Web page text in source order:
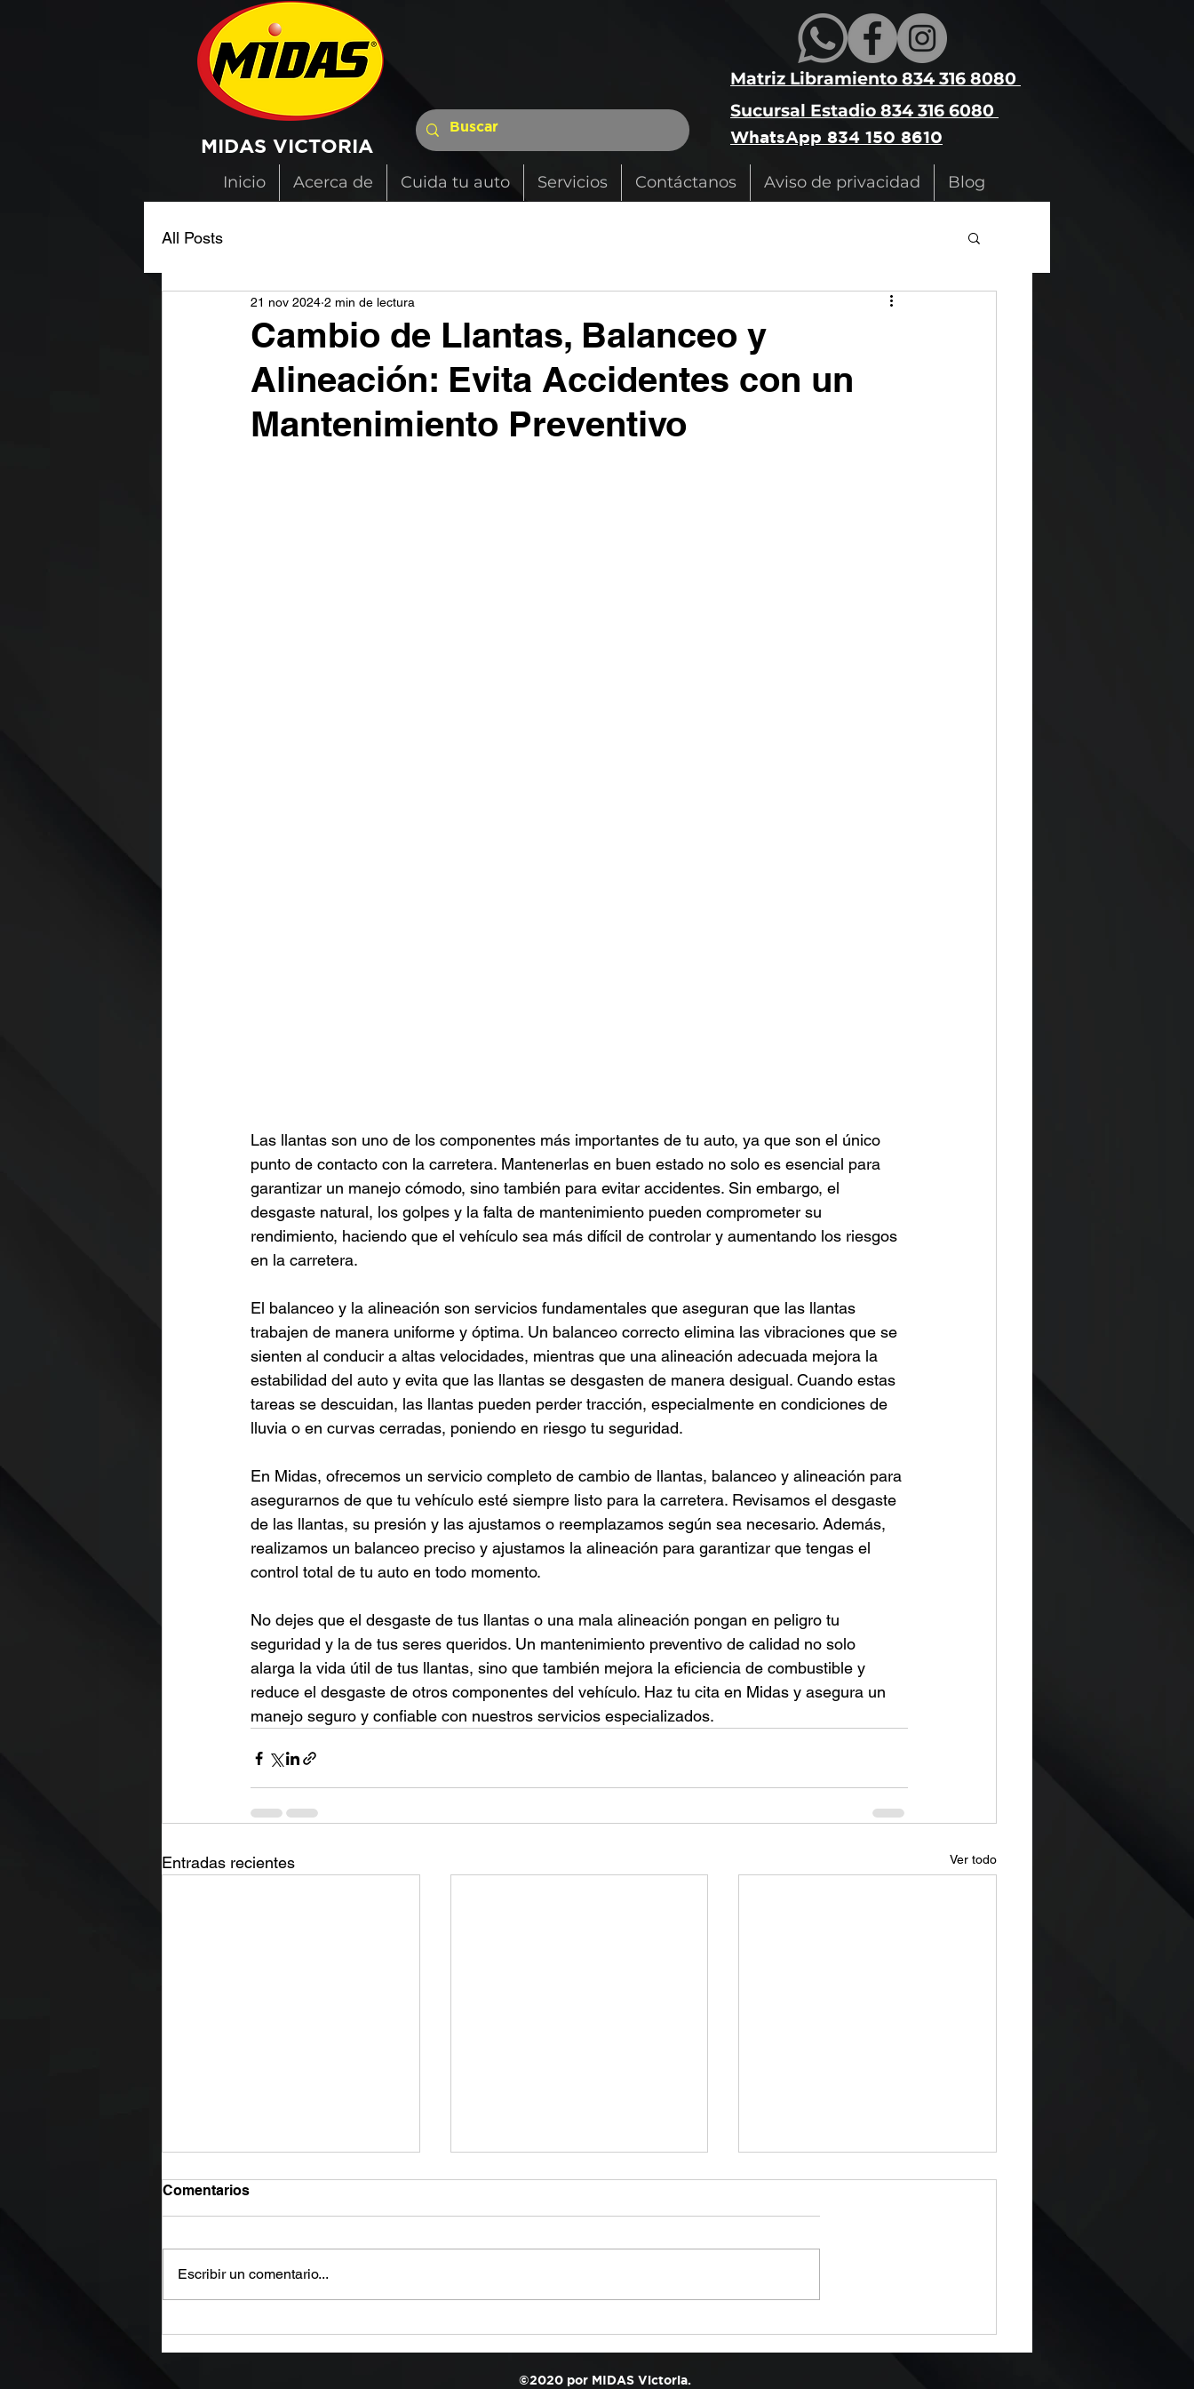
MIDAS VICTORIA
Matriz Libramiento 834 316 8080
Sucursal Estadio 834 316 6080
WhatsApp 834 150 8610
Inicio Acerca de Cuida tu auto Servicios Contáctanos Aviso de privacidad Blog
All Posts
Cambio de Llantas, Balanceo y
Alineación: Evita Accidentes con un
Mantenimiento Preventivo
21 nov 2024 2 min de lectura
Las llantas son uno de los componentes más importantes de tu auto, ya que son el único
punto de contacto con la carretera. Mantenerlas en buen estado no solo es esencial para
garantizar un manejo cómodo, sino también para evitar accidentes. Sin embargo, el
desgaste natural, los golpes y la falta de mantenimiento pueden comprometer su
rendimiento, haciendo que el vehículo sea más difícil de controlar y aumentando los riesgos
en la carretera.
El balanceo y la alineación son servicios fundamentales que aseguran que las llantas
trabajen de manera uniforme y óptima. Un balanceo correcto elimina las vibraciones que se
sienten al conducir a altas velocidades, mientras que una alineación adecuada mejora la
estabilidad del auto y evita que las llantas se desgasten de manera desigual. Cuando estas
tareas se descuidan, las llantas pueden perder tracción, especialmente en condiciones de
lluvia o en curvas cerradas, poniendo en riesgo tu seguridad.
En Midas, ofrecemos un servicio completo de cambio de llantas, balanceo y alineación para
asegurarnos de que tu vehículo esté siempre listo para la carretera. Revisamos el desgaste
de las llantas, su presión y las ajustamos o reemplazamos según sea necesario. Además,
realizamos un balanceo preciso y ajustamos la alineación para garantizar que tengas el
control total de tu auto en todo momento.
No dejes que el desgaste de tus llantas o una mala alineación pongan en peligro tu
seguridad y la de tus seres queridos. Un mantenimiento preventivo de calidad no solo
alarga la vida útil de tus llantas, sino que también mejora la eficiencia de combustible y
reduce el desgaste de otros componentes del vehículo. Haz tu cita en Midas y asegura un
manejo seguro y confiable con nuestros servicios especializados.
Entradas recientes Ver todo
Menos lo Esperas!
Comentarios
Escribir un comentario...
©2020 por MIDAS Victoria.